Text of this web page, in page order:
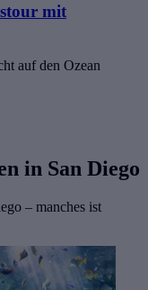
mit
auf den Ozean
in San Diego
– manches ist